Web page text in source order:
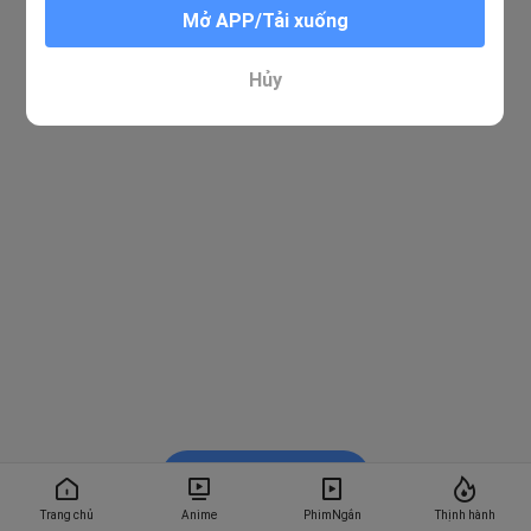
Trang chủ Anime PhimNgắn Thịnh hành
Mở APP/Tải xuống
Hủy
Xem trong BiliBili